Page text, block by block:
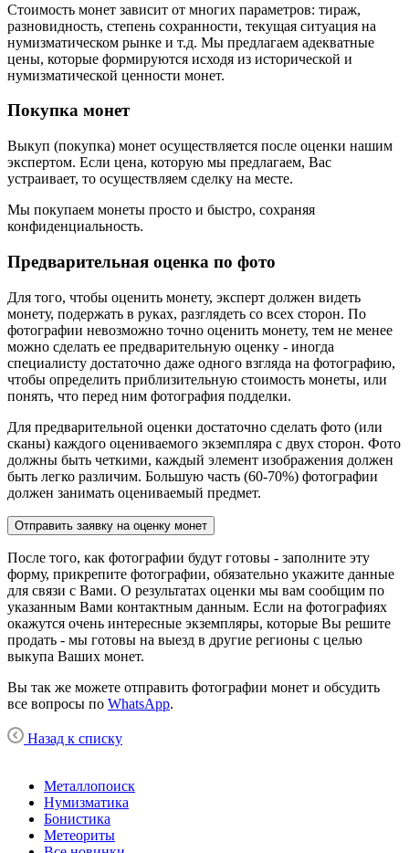
Стоимость монет зависит от многих параметров: тираж,
разновидность, степень сохранности, текущая ситуация на
нумизматическом рынке и т.д. Мы предлагаем адекватные
цены, которые формируются исходя из исторической и
нумизматической ценности монет.
Покупка монет
Выкуп (покупка) монет осуществляется после оценки нашим
экспертом. Если цена, которую мы предлагаем, Вас
устраивает, то осуществляем сделку на месте.
Мы покупаем монеты просто и быстро, сохраняя
конфиденциальность.
Предварительная оценка по фото
Для того, чтобы оценить монету, эксперт должен видеть
монету, подержать в руках, разглядеть со всех сторон. По
фотографии невозможно точно оценить монету, тем не менее
можно сделать ее предварительную оценку - иногда
специалисту достаточно даже одного взгляда на фотографию,
чтобы определить приблизительную стоимость монеты, или
понять, что перед ним фотография подделки.
Для предварительной оценки достаточно сделать фото (или
сканы) каждого оцениваемого экземпляра с двух сторон. Фото
должны быть четкими, каждый элемент изображения должен
быть легко различим. Большую часть (60-70%) фотографии
должен занимать оцениваемый предмет.
Отправить заявку на оценку монет
После того, как фотографии будут готовы - заполните эту
форму, прикрепите фотографии, обязательно укажите данные
для связи с Вами. О результатах оценки мы вам сообщим по
указанным Вами контактным данным. Если на фотографиях
окажутся очень интересные экземпляры, которые Вы решите
продать - мы готовы на выезд в другие регионы с целью
выкупа Ваших монет.
Вы так же можете отправить фотографии монет и обсудить
все вопросы по WhatsApp.
Назад к списку
Металлопоиск
Нумизматика
Бонистика
Метеориты